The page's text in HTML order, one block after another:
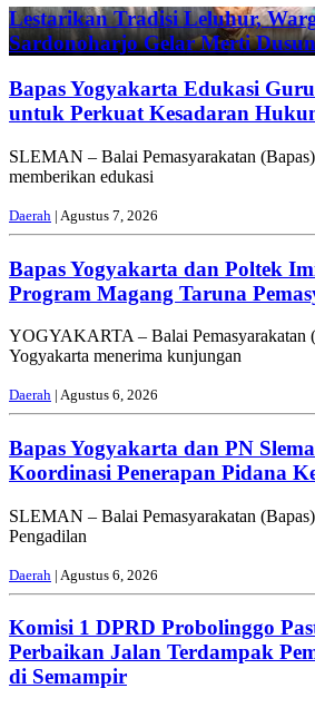
Lestarikan Tradisi Leluhur,
Sardonoharjo Gelar Merti Dusun
Bapas Yogyakarta Edukasi
untuk Perkuat Kesadaran
SLEMAN – Balai Pemasyarakatan
memberikan edukasi
Daerah | Agustus 7, 2026
Bapas Yogyakarta dan Poltek
Program Magang Taruna
YOGYAKARTA – Balai Pemasyarakatan
Yogyakarta menerima kunjungan
Daerah | Agustus 6, 2026
Bapas Yogyakarta dan PN
Koordinasi Penerapan Pidana
SLEMAN – Balai Pemasyarakatan
Pengadilan
Daerah | Agustus 6, 2026
Komisi 1 DPRD Probolinggo
Perbaikan Jalan Terdampak
di Semampir